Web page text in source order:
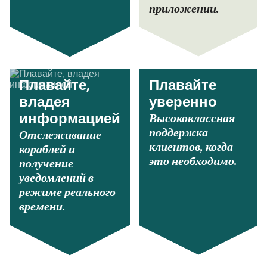
приложении.
Плавайте,
владея
информацией
Отслеживание
кораблей и
получение
уведомлений в
режиме реального
времени.
Плавайте
уверенно
Высококлассная
поддержка
клиентов, когда
это необходимо.